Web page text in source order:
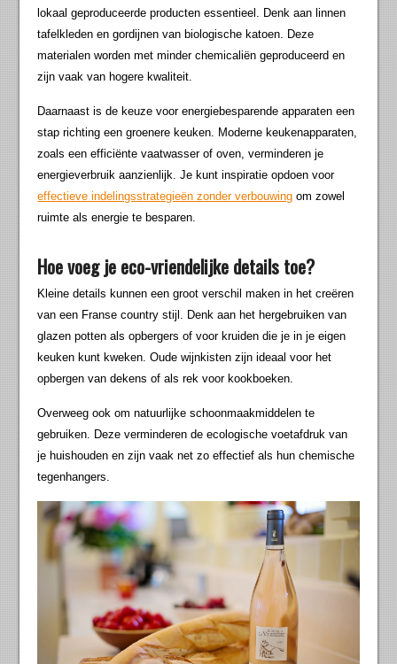
lokaal geproduceerde producten essentieel. Denk aan linnen
tafelkleden en gordijnen van biologische katoen. Deze
materialen worden met minder chemicaliën geproduceerd en
zijn vaak van hogere kwaliteit.
Daarnaast is de keuze voor energiebesparende apparaten een
stap richting een groenere keuken. Moderne keukenapparaten,
zoals een efficiënte vaatwasser of oven, verminderen je
energieverbruik aanzienlijk. Je kunt inspiratie opdoen voor
effectieve indelingsstrategieën zonder verbouwing om zowel
ruimte als energie te besparen.
Hoe voeg je eco-vriendelijke details toe?
Kleine details kunnen een groot verschil maken in het creëren
van een Franse country stijl. Denk aan het hergebruiken van
glazen potten als opbergers of voor kruiden die je in je eigen
keuken kunt kweken. Oude wijnkisten zijn ideaal voor het
opbergen van dekens of als rek voor kookboeken.
Overweeg ook om natuurlijke schoonmaakmiddelen te
gebruiken. Deze verminderen de ecologische voetafdruk van
je huishouden en zijn vaak net zo effectief als hun chemische
tegenhangers.